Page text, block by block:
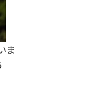
ま